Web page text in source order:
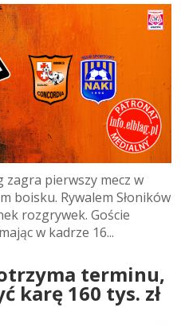
zagra pierwszy mecz w
boisku. Rywalem Słoników
rozgrywek. Goście
w kadrze 16...
terminu,
karę 160 tys. zł